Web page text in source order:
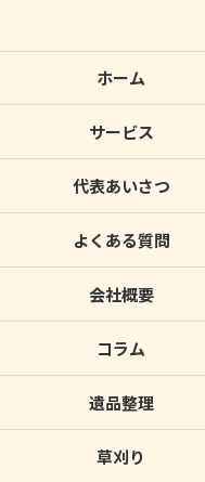
ホーム
サービス
代表あいさつ
よくある質問
会社概要
コラム
遺品整理
草刈り